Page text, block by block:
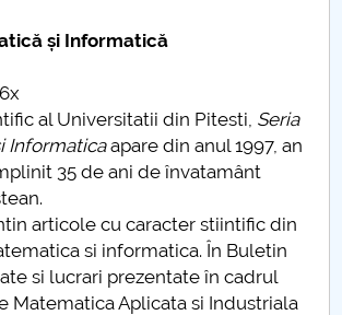
și Informatică
al Universitatii din Pitesti, Seria
Informaticaapare din anul 1997, an
35 de ani de învatamânt
articole cu caracter stiintific din
si informatica. În Buletin
si lucrari prezentate în cadrul
Matematica Aplicata si Industriala